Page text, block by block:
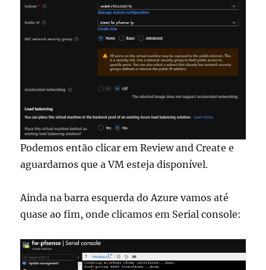
Podemos então clicar em Review and Create e
aguardamos que a VM esteja disponível.
Ainda na barra esquerda do Azure vamos até
quase ao fim, onde clicamos em Serial console: